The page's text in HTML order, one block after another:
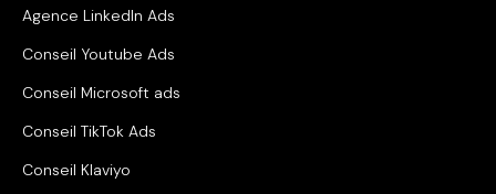
Agence LinkedIn Ads
Conseil Youtube Ads
Conseil Microsoft ads
Conseil TikTok Ads
Conseil Klaviyo